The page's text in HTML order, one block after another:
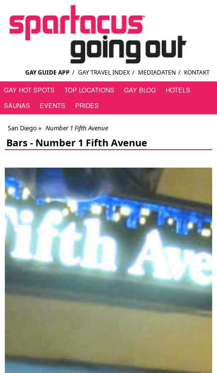
GAY GUIDE APP / GAY TRAVEL INDEX / MEDIADATEN / KONTAKT
GAY HOT SPOTS TOP LOCATIONS GAY BLOG
HOTELS
SAUNAS
EVENTS PRIDES
San Diego» Number 1 Fifth Avenue
Bars - Number 1 Fifth Avenue